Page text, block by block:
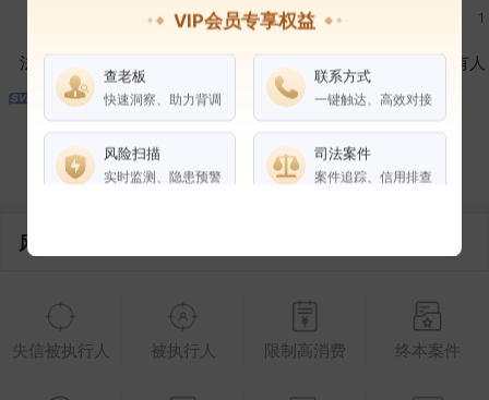
法定代表人
1 1
作为受益所有人
控制企业 所属集团 合作伙伴
风险信息
失信被执行人 被执行人 限制高消费 终本案件
VIP会员专享权益
查老板
快速洞察、助力背调
联系方式
一键触达、高效对接
风险扫描
实时监测、隐患预警
司法案件
案件追踪、信用排查
权益说明 VIP会员 SVIP会员